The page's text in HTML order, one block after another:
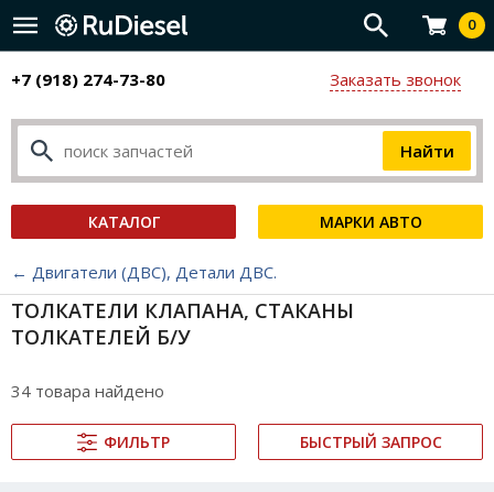
0
+7 (918) 274-73-80 Заказать звонок
КАТАЛОГ МАРКИ АВТО
← Двигатели (ДВС), Детали ДВС.
ТОЛКАТЕЛИ КЛАПАНА, СТАКАНЫ
ТОЛКАТЕЛЕЙ Б/У
34 товара найдено
ФИЛЬТР БЫСТРЫЙ ЗАПРОС